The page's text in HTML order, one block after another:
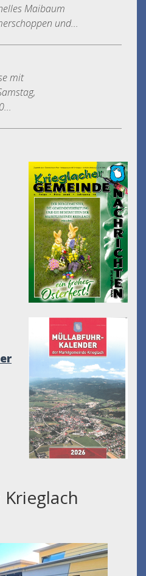
Maibaum
und...
mit